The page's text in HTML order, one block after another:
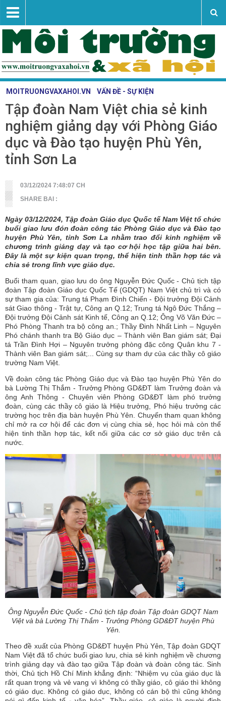
Vấn đề - sự kiện
Tài nguyên - môi trường
Nghiên cứu trao đổi
Khoa học công nghệ
Liên hệ
MOITRUONGVAXAHOI.VN VẤN ĐỀ - SỰ KIỆN
Tập đoàn Nam Việt chia sẻ kinh
nghiệm giảng dạy với Phòng Giáo
dục và Đào tạo huyện Phù Yên,
tỉnh Sơn La
03/12/2024 7:48:07 CH
SHARE BAI :
Ngày 03/12/2024, Tập đoàn Giáo dục Quốc tế Nam Việt tổ chức
buổi giao lưu đón đoàn công tác Phòng Giáo dục và Đào tạo
huyện Phù Yên, tỉnh Sơn La nhằm trao đổi kinh nghiệm về
chương trình giảng dạy và tạo cơ hội học tập giữa hai bên.
Đây là một sự kiện quan trọng, thể hiện tinh thần hợp tác và
chia sẻ trong lĩnh vực giáo dục.
Buổi tham quan, giao lưu do ông Nguyễn Đức Quốc - Chủ tịch tập
đoàn Tập đoàn Giáo dục Quốc Tế (GDQT) Nam Việt chủ trì và có
sự tham gia của: Trung tá Phạm Đình Chiến - Đội trưởng Đội Cảnh
sát Giao thông - Trật tự, Công an Q.12; Trung tá Ngô Đức Thắng –
Đội trưởng Đội Cảnh sát Kinh tế, Công an Q.12; Ông Võ Văn Đức –
Phó Phòng Thanh tra bộ công an.; Thầy Đinh Nhất Linh – Nguyên
Phó chánh thanh tra Bộ Giáo dục – Thành viên Ban giám sát; Đại
tá Trần Đình Hợi – Nguyên trưởng phòng đặc công Quân khu 7 -
Thành viên Ban giám sát;... Cùng sự tham dự của các thầy cô giáo
trường Nam Việt.
Về đoàn công tác Phòng Giáo dục và Đào tạo huyện Phù Yên do
bà Lường Thị Thắm - Trưởng Phòng GD&ĐT làm Trưởng đoàn và
ông Anh Thông - Chuyên viên Phòng GD&ĐT làm phó trưởng
đoàn, cùng các thầy cô giáo là Hiệu trưởng, Phó hiệu trưởng các
trường học trên địa bàn huyện Phù Yên. Chuyến tham quan không
chỉ mở ra cơ hội để các đơn vị cùng chia sẻ, học hỏi mà còn thể
hiện tinh thần hợp tác, kết nối giữa các cơ sở giáo dục trên cả
nước.
Ông Nguyễn Đức Quốc - Chủ tịch tập đoàn Tập đoàn GDQT Nam
Việt và bà Lường Thị Thắm - Trưởng Phòng GD&ĐT huyện Phù
Yên.
Theo đề xuất của Phòng GD&ĐT huyện Phù Yên, Tập đoàn GDQT
Nam Việt đã tổ chức buổi giao lưu, chia sẻ kinh nghiệm về chương
trình giảng dạy và đào tạo giữa Tập đoàn và đoàn công tác. Sinh
thời, Chủ tịch Hồ Chí Minh khẳng định: “Nhiệm vụ của giáo dục là
rất quan trọng và vẻ vang vì không có thầy giáo, cô giáo thì không
có giáo dục. Không có giáo dục, không có cán bộ thì cũng không